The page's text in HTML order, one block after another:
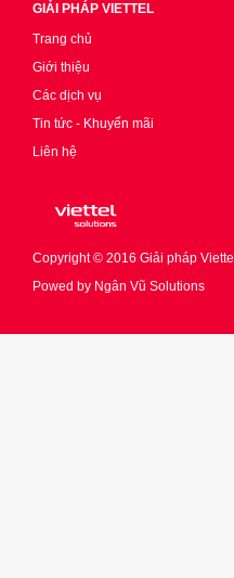
GIẢI PHÁP VIETTEL
Trang chủ
Giới thiệu
Các dịch vụ
Tin tức - Khuyến mãi
Liên hệ
Copyright © 2016 Giải pháp Viettel
Powed by Ngân Vũ Solutions